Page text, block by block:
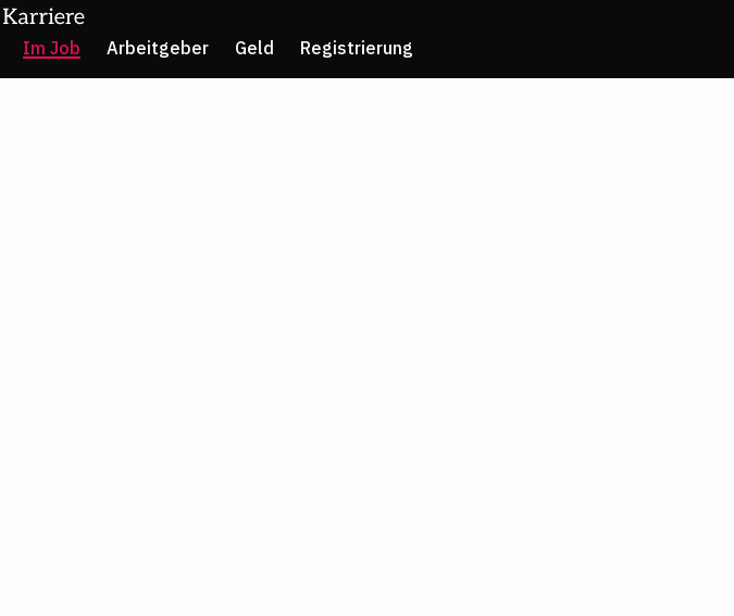
Im Job Arbeitgeber Geld Registrierung